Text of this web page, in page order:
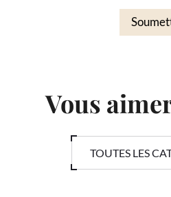
Vous
TOUTES LES